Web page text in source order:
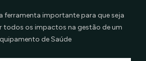
ferramenta importante para que seja
todos os impactos na gestão de um
de Saúde